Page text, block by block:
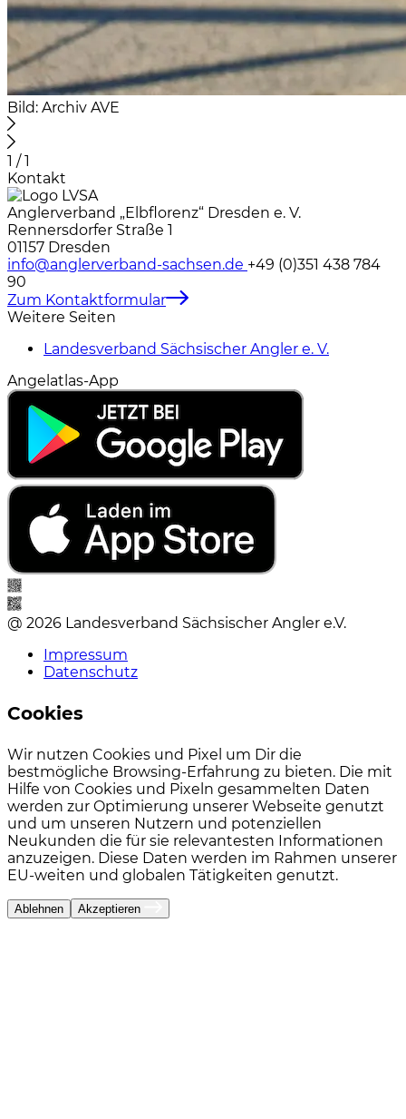
Bild: Archiv AVE
1 / 1
Kontakt
Anglerverband „Elbflorenz“ Dresden e. V.
Rennersdorfer Straße 1
01157 Dresden
info@anglerverband-sachsen.de +49 (0)351 438 784
90
Zum Kontaktformular
Weitere Seiten
Landesverband Sächsischer Angler e. V.
Angelatlas-App
@ 2026 Landesverband Sächsischer Angler e.V.
Impressum
Datenschutz
Cookies
Wir nutzen Cookies und Pixel um Dir die
bestmögliche Browsing-Erfahrung zu bieten. Die mit
Hilfe von Cookies und Pixeln gesammelten Daten
werden zur Optimierung unserer Webseite genutzt
und um unseren Nutzern und potenziellen
Neukunden die für sie relevantesten Informationen
anzuzeigen. Diese Daten werden im Rahmen unserer
EU-weiten und globalen Tätigkeiten genutzt.
Ablehnen Akzeptieren